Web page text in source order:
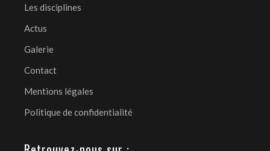
Les disciplines
Actus
Galerie
Contact
Mentions légales
Politique de confidentialité